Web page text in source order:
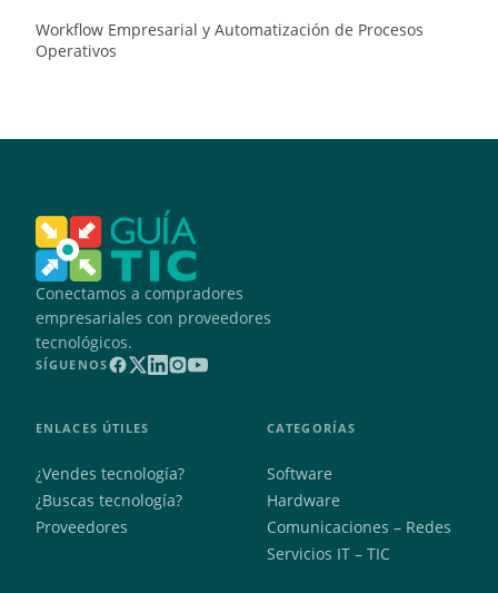
Workflow Empresarial y Automatización de Procesos
Operativos
Conectamos a compradores
empresariales con proveedores
tecnológicos.
SÍGUENOS
ENLACES ÚTILES
¿Vendes tecnología?
¿Buscas tecnología?
Proveedores
CATEGORÍAS
Software
Hardware
Comunicaciones – Redes
Servicios IT – TIC